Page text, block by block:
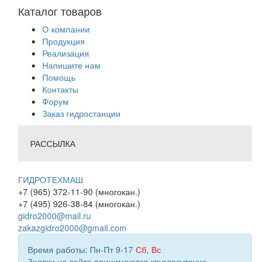
Каталог товаров
О компании
Продукция
Реализация
Напишите нам
Помощь
Контакты
Форум
Заказ гидростанции
РАССЫЛКА
ГИДРОТЕХМАШ
+7 (965) 372-11-90 (многокан.)
+7 (495) 926-38-84 (многокан.)
gidro2000@mail.ru
zakazgidro2000@gmail.com
Время работы: Пн-Пт 9-17 Сб, Вс